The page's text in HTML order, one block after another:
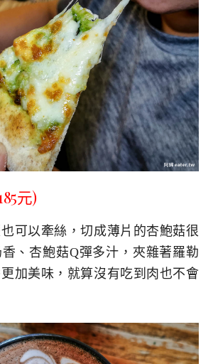
元)
可以牽絲，切成薄片的杏鮑菇很
、杏鮑菇Q彈多汁，夾雜著羅勒
加美味，就算沒有吃到肉也不會